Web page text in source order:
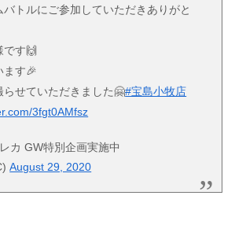
トルにご参加していただきありがと
です🙌
ます🎉
らせていただきました🤗#宝島小牧店
3fgt0AMfsz
カ GW特別企画実施中
August 29, 2020